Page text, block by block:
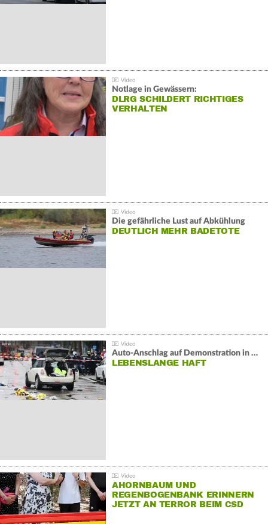
Notlage in Gewässern:
DLRG SCHILDERT RICHTIGES
VERHALTEN
Die gefährliche Lust auf Abkühlung
DEUTLICH MEHR BADETOTE
Auto-Anschlag auf Demonstration in München:
LEBENSLANGE HAFT
AHORNBAUM UND
REGENBOGENBANK ERINNERN
JETZT AN TERROR BEIM CSD